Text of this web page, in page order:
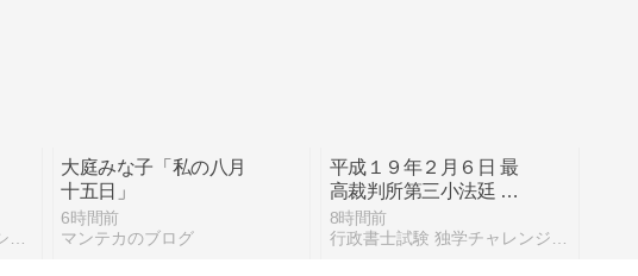
大庭みな子「私の八月
十五日」
6時間前
マンテカのブログ
平成１９年２月６日 最
高裁判所第三小法廷 判
決
8時間前